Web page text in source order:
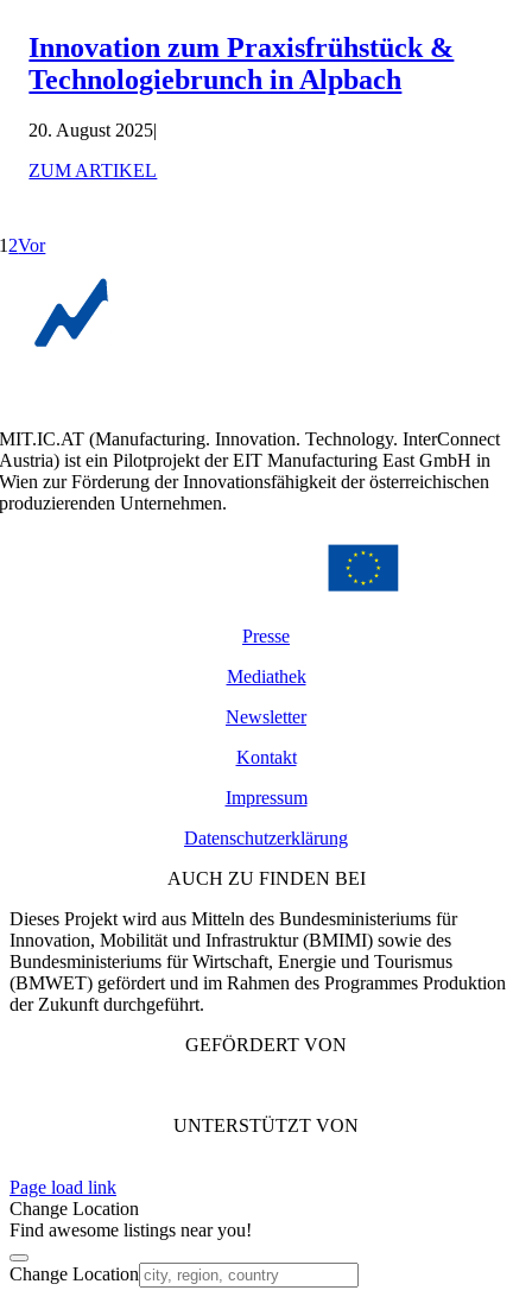
Innovation zum Praxisfrühstück &
Technologiebrunch in Alpbach
20. August 2025|
ZUM ARTIKEL
1 2Vor
MIT.IC.AT (Manufacturing. Innovation. Technology. InterConnect
Austria) ist ein Pilotprojekt der EIT Manufacturing East GmbH in
Wien zur Förderung der Innovationsfähigkeit der österreichischen
produzierenden Unternehmen.
Presse
Mediathek
Newsletter
Kontakt
Impressum
Datenschutzerklärung
AUCH ZU FINDEN BEI
Dieses Projekt wird aus Mitteln des Bundesministeriums für
Innovation, Mobilität und Infrastruktur (BMIMI) sowie des
Bundesministeriums für Wirtschaft, Energie und Tourismus
(BMWET) gefördert und im Rahmen des Programmes Produktion
der Zukunft durchgeführt.
GEFÖRDERT VON
UNTERSTÜTZT VON
Page load link
Change Location
Find awesome listings near you!
Change Location